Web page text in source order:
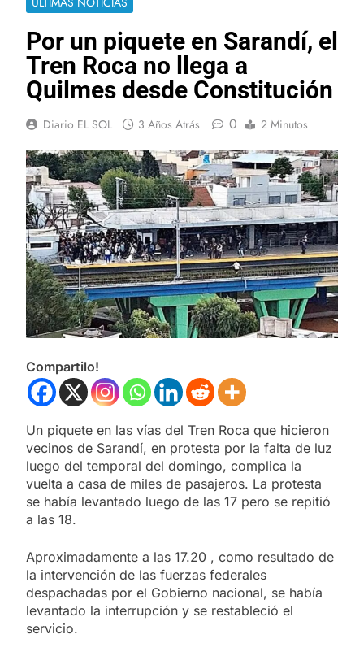
Por un piquete en Sarandí, el
Tren Roca no llega a
Quilmes desde Constitución
Diario EL SOL 3 Años Atrás 0 2 Minutos
Compartilo!
Un piquete en las vías del Tren Roca que hicieron
vecinos de Sarandí, en protesta por la falta de luz
luego del temporal del domingo, complica la
vuelta a casa de miles de pasajeros. La protesta
se había levantado luego de las 17 pero se repitió
a las 18.
Aproximadamente a las 17.20 , como resultado de
la intervención de las fuerzas federales
despachadas por el Gobierno nacional, se había
levantado la interrupción y se restableció el
servicio.